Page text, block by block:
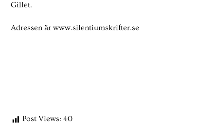
Gillet.
Adressen är www.silentiumskrifter.se
Post Views: 40